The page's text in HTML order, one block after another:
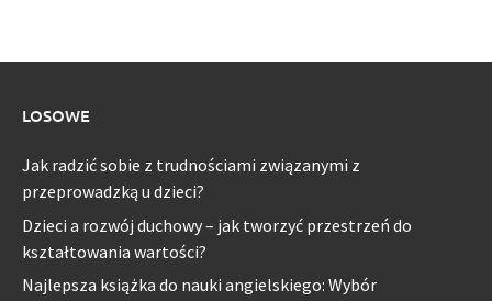
LOSOWE
Jak radzić sobie z trudnościami związanymi z
przeprowadzką u dzieci?
Dzieci a rozwój duchowy – jak tworzyć przestrzeń do
kształtowania wartości?
Najlepsza książka do nauki angielskiego: Wybór